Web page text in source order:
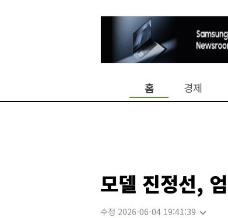
홈 경제
모델 진정선,
수정 2026-06-04 19:41:39